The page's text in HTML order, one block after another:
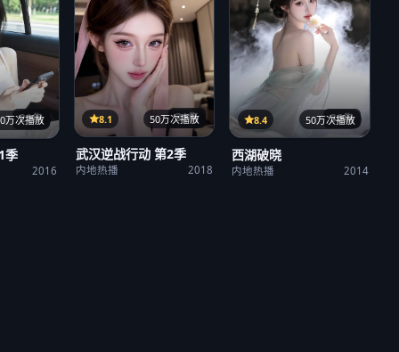
21集
万次播放
季
2016
31集
8.1 50万次播放
武汉逆战行动 第2季
内地热播 2018
36集
8.4 50万次播放
西湖破晓
内地热播 2014